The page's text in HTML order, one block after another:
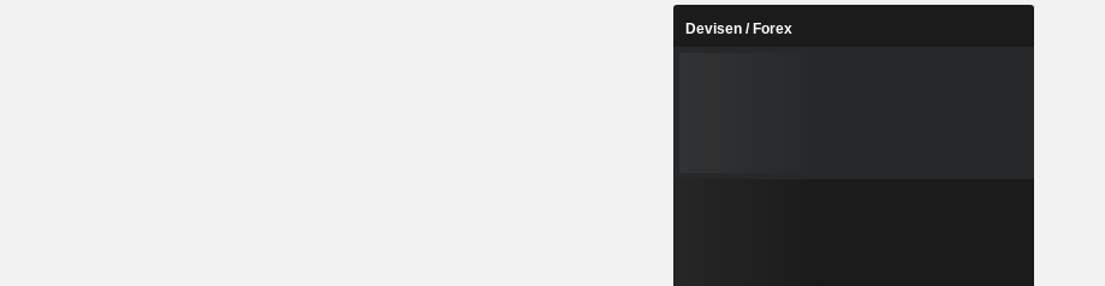
Devisen / Forex